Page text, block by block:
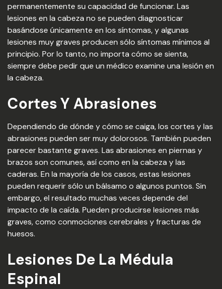
permanentemente su capacidad de funcionar. Las
lesiones en la cabeza no se pueden diagnosticar
basándose únicamente en los síntomas, y algunas
lesiones muy graves producen sólo síntomas mínimos al
principio. Por lo tanto, no importa cómo se sienta,
siempre debe pedir que un médico examine una lesión en
la cabeza.
Cortes Y Abrasiones
Dependiendo de dónde y cómo se caiga, los cortes y las
abrasiones pueden ser muy dolorosos. También pueden
parecer bastante graves. Las abrasiones en piernas y
brazos son comunes, así como en la cabeza y las
caderas. En la mayoría de los casos, estas lesiones
pueden requerir sólo un bálsamo o algunos puntos. Sin
embargo, el resultado muchas veces depende del
impacto de la caída. Pueden producirse lesiones más
graves, como conmociones cerebrales y fracturas de
huesos.
Lesiones De La Médula
Espinal